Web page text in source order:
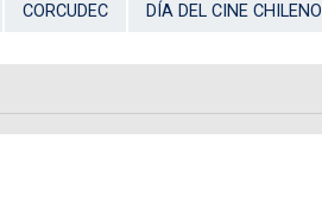
CORCUDEC DÍA DEL CINE CHILENO